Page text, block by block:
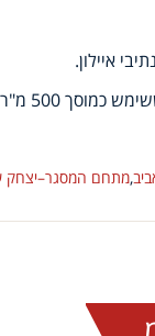
איילון.
,מתחם המסגר–יצחק